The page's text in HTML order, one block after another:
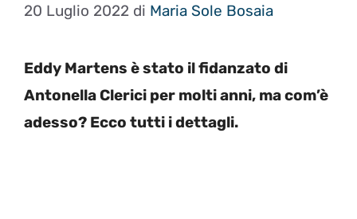
20 Luglio 2022 di Maria Sole Bosaia
Eddy Martens è stato il fidanzato di
Antonella Clerici per molti anni, ma com’è
adesso? Ecco tutti i dettagli.